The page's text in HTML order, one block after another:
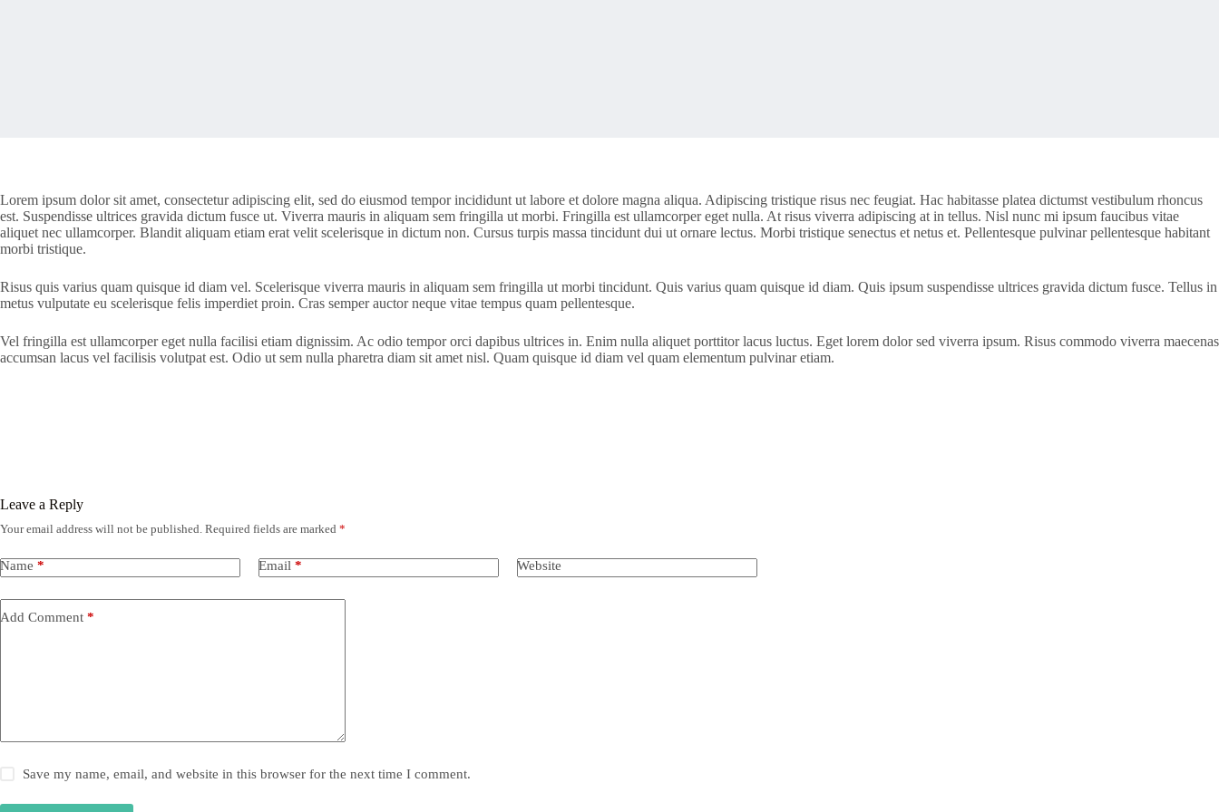
Lorem ipsum dolor sit amet, consectetur adipiscing elit, sed do eiusmod tempor incididunt ut labore et dolore magna aliqua. Adipiscing tristique risus nec feugiat. Hac habitasse platea dictumst vestibulum rhoncus
est. Suspendisse ultrices gravida dictum fusce ut. Viverra mauris in aliquam sem fringilla ut morbi. Fringilla est ullamcorper eget nulla. At risus viverra adipiscing at in tellus. Nisl nunc mi ipsum faucibus vitae
aliquet nec ullamcorper. Blandit aliquam etiam erat velit scelerisque in dictum non. Cursus turpis massa tincidunt dui ut ornare lectus. Morbi tristique senectus et netus et. Pellentesque pulvinar pellentesque habitant
morbi tristique.
Risus quis varius quam quisque id diam vel. Scelerisque viverra mauris in aliquam sem fringilla ut morbi tincidunt. Quis varius quam quisque id diam. Quis ipsum suspendisse ultrices gravida dictum fusce. Tellus in
metus vulputate eu scelerisque felis imperdiet proin. Cras semper auctor neque vitae tempus quam pellentesque.
Vel fringilla est ullamcorper eget nulla facilisi etiam dignissim. Ac odio tempor orci dapibus ultrices in. Enim nulla aliquet porttitor lacus luctus. Eget lorem dolor sed viverra ipsum. Risus commodo viverra maecenas
accumsan lacus vel facilisis volutpat est. Odio ut sem nulla pharetra diam sit amet nisl. Quam quisque id diam vel quam elementum pulvinar etiam.
Leave a Reply
Your email address will not be published. Required fields are marked *
Name * Email * Website
Add Comment *
Save my name, email, and website in this browser for the next time I comment.